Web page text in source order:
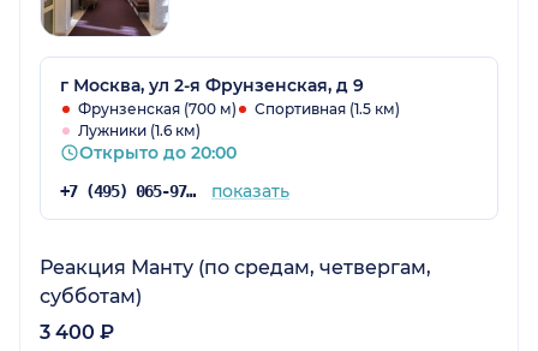
г Москва, ул 2-я Фрунзенская, д 9
Фрунзенская (700 м)
Спортивная (1.5 км)
Лужники (1.6 км)
Открыто до 20:00
+7 (495) 065-97-06 показать
Реакция Манту (по средам, четвергам,
субботам)
3 400 ₽